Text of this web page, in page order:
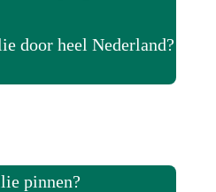
door heel Nederland?
pinnen?